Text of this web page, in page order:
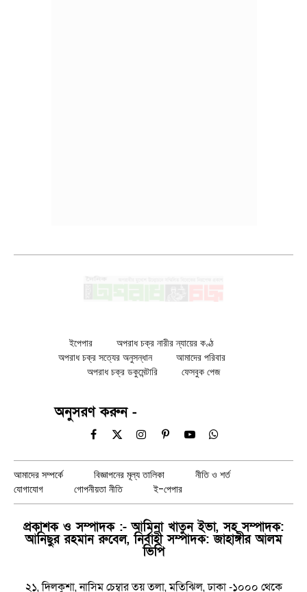
ইপেপার
অপরাধ চক্র নারীর ন্যায়ের কণ্ঠ
অপরাধ চক্র সত্যের অনুসন্ধান
আমাদের পরিবার
অপরাধ চক্র ডকুমেন্টারি
ফেসবুক পেজ
অনুসরণ করুন -
Facebook
X
InstagramPinterestYouTubeWhatsApp
আমাদের সম্পর্কে বিজ্ঞাপনের মূল্য তালিকা
নীতি ও শর্ত
যোগাযোগ
গোপনীয়তা নীতি ই-পেপার
প্রকাশক ও সম্পাদক :- আমিনা খাতুন ইভা, সহ সম্পাদক:
আনিছুর রহমান রুবেল, নির্বাহী সম্পাদক: জাহাঙ্গীর আলম
ভিপি
২১, দিলকুশা, নাসিম চেম্বার তয় তলা, মতিঝিল, ঢাকা -১০০০ থেকে